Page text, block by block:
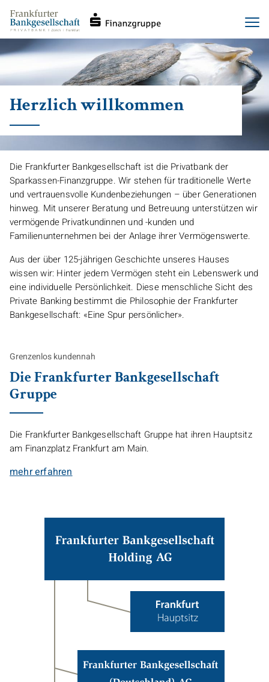
zum
Inhalt
Herzlich willkommen
Die Frankfurter Bankgesellschaft ist die Privatbank der
Sparkassen-Finanzgruppe. Wir stehen für traditionelle Werte
und vertrauensvolle Kundenbeziehungen – über Generationen
hinweg. Mit unserer Beratung und Betreuung unterstützen wir
vermögende Privatkundinnen und -kunden und
Familienunternehmen bei der Anlage ihrer Vermögenswerte.
Aus der über 125-jährigen Geschichte unseres Hauses
wissen wir: Hinter jedem Vermögen steht ein Lebenswerk und
eine individuelle Persönlichkeit. Diese menschliche Sicht des
Private Banking bestimmt die Philosophie der Frankfurter
Bankgesellschaft: «Eine Spur persönlicher».
Grenzenlos kundennah
Die Frankfurter Bankgesellschaft
Gruppe
Die Frankfurter Bankgesellschaft Gruppe hat ihren Hauptsitz
am Finanzplatz Frankfurt am Main.
mehr erfahren
HoldingAktiengesellschaft